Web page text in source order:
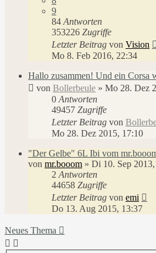
9
84 Antworten
353226 Zugriffe
Letzter Beitrag von Vision
Mo 8. Feb 2016, 22:34
Hallo zusammen! Und ein Corsa
von Bollerbeule » Mo 28. Dez
0 Antworten
49457 Zugriffe
Letzter Beitrag von
Mo 28. Dez 2015, 17:10
"Der Gelbe" 6L Ibi vom
von mr.booom » Di 10. Sep
2 Antworten
44658 Zugriffe
Letzter Beitrag von emi
Do 13. Aug 2015, 13:37
Neues Thema